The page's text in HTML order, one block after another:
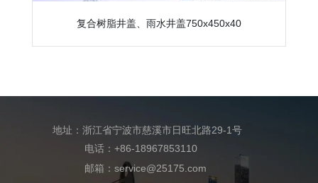
复合树脂井盖、雨水井盖750x450x40
地址：浙江省宁波市慈溪市日旺北路29-1号
电话：+86-18967853110
邮箱：service@25175.com